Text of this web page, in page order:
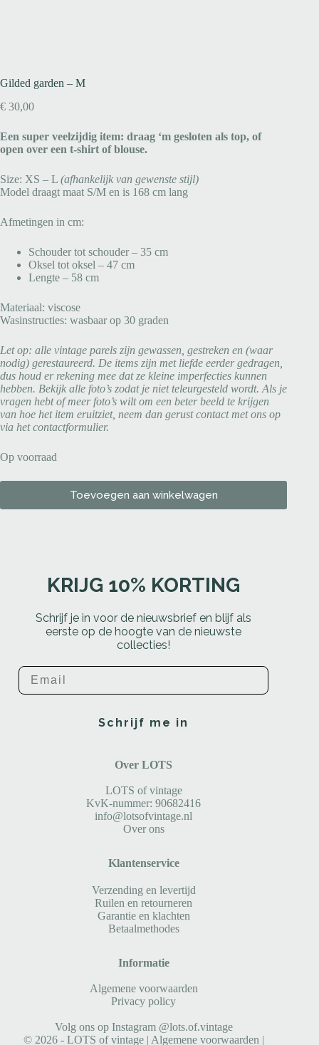
Gilded garden – M
€ 30,00
Een super veelzijdig item: draag ‘m gesloten als top, of
open over een t-shirt of blouse.
Size: XS – L (afhankelijk van gewenste stijl)
Model draagt maat S/M en is 168 cm lang
Afmetingen in cm:
Schouder tot schouder – 35 cm
Oksel tot oksel – 47 cm
Lengte – 58 cm
Materiaal: viscose
Wasinstructies: wasbaar op 30 graden
Let op: alle vintage parels zijn gewassen, gestreken en (waar
nodig) gerestaureerd. De items zijn met liefde eerder gedragen,
dus houd er rekening mee dat ze kleine imperfecties kunnen
hebben. Bekijk alle foto’s zodat je niet teleurgesteld wordt. Als je
vragen hebt of meer foto’s wilt om een beter beeld te krijgen
van hoe het item eruitziet, neem dan gerust contact met ons op
via het contactformulier.
Op voorraad
Toevoegen aan winkelwagen
KRIJG 10% KORTING
Schrijf je in voor de nieuwsbrief en blijf als
eerste op de hoogte van de nieuwste
collecties!
Email
Schrijf me in
Over LOTS
LOTS of vintage
KvK-nummer: 90682416
info@lotsofvintage.nl
Over ons
Klantenservice
Verzending en levertijd
Ruilen en retourneren
Garantie en klachten
Betaalmethodes
Informatie
Algemene voorwaarden
Privacy policy
Volg ons op Instagram @lots.of.vintage
© 2026 - LOTS of vintage | Algemene voorwaarden |